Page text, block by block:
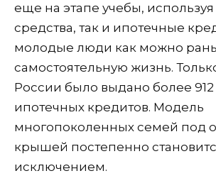
еще на этапе учебы,
средства, так и ипотечные
молодые люди как можно
самостоятельную жизнь.
России было выдано более 912
ипотечных кредитов. Модель
многопоколенных семей под
крышей постепенно
исключением.